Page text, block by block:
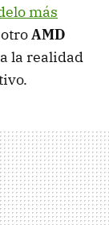
más
AMD
la realidad